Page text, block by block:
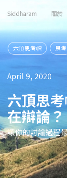
Siddharam 關於
六頂思考帽 思考
April 9, 2020
六頂思
在辯論？
讓你的討論過程